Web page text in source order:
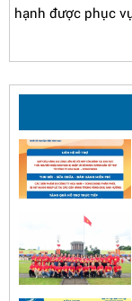
hạnh được phục